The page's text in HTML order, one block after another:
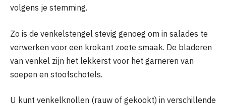
volgens je stemming.
Zo is de venkelstengel stevig genoeg om in salades te
verwerken voor een krokant zoete smaak. De bladeren
van venkel zijn het lekkerst voor het garneren van
soepen en stoofschotels.
U kunt venkelknollen (rauw of gekookt) in verschillende